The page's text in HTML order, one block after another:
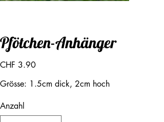
Pfötchen-Anhänger
Preis
CHF 3.90
Grösse: 1.5cm dick, 2cm hoch
Anzahl